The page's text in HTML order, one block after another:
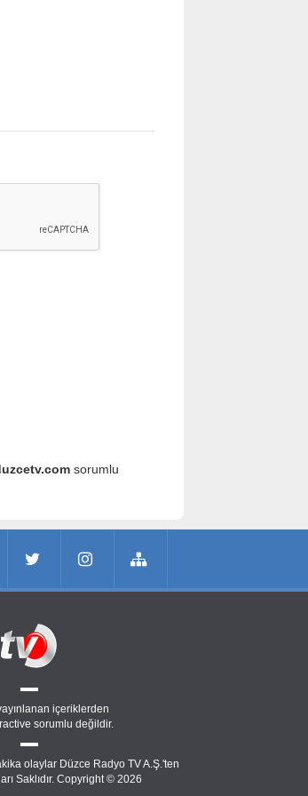
sorumlu
içeriklerden
sorumlu değildir.
olaylar Düzce Radyo TV A.Ş.'ten
Saklıdır. Copyright © 2026